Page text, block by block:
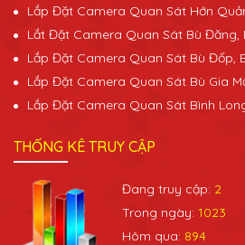
Lắp Đặt Camera Quan Sát Hớn
Lắt Đặt Camera Quan Sát Bù
Lắp Đặt Camera Quan Sát Bù Đốp,
Lắp Đặt Camera Quan Sát Bù Gia
Lắp Đặt Camera Quan Sát Bình
THỐNG KÊ TRUY CẬP
Đang truy cập: 2
Trong ngày: 1023
Hôm qua: 894